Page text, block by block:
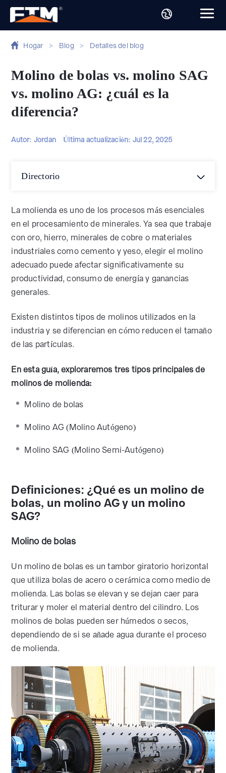
Hogar > Blog > Detalles del blog
Molino de bolas vs. molino SAG
vs. molino AG: ¿cuál es la
diferencia?
Autor: Jordan Última actualización: Jul 22, 2025
Directorio
La molienda es uno de los procesos más esenciales
en el procesamiento de minerales. Ya sea que trabaje
con oro, hierro, minerales de cobre o materiales
industriales como cemento y yeso, elegir el molino
adecuado puede afectar significativamente su
productividad, consumo de energía y ganancias
generales.
Existen distintos tipos de molinos utilizados en la
industria y se diferencian en cómo reducen el tamaño
de las partículas.
En esta guía, exploraremos tres tipos principales de
molinos de molienda:
Molino de bolas
Molino AG (Molino Autógeno)
Molino SAG (Molino Semi-Autógeno)
Definiciones: ¿Qué es un molino de
bolas, un molino AG y un molino
SAG?
Molino de bolas
Un molino de bolas es un tambor giratorio horizontal
que utiliza bolas de acero o cerámica como medio de
molienda. Las bolas se elevan y se dejan caer para
triturar y moler el material dentro del cilindro. Los
molinos de bolas pueden ser húmedos o secos,
dependiendo de si se añade agua durante el proceso
de molienda.